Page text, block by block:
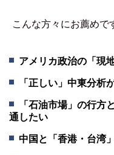
こんな方々にお薦めで
アメリカ政治の「現
「正しい」中東分析
「石油市場」の行方
通したい
中国と「香港・台湾